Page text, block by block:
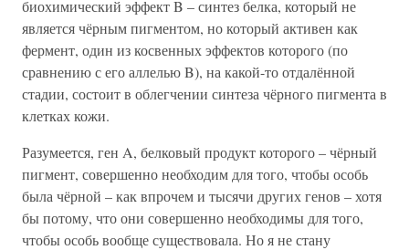
биохимический эффект B – синтез белка, который не
является чёрным пигментом, но который активен как
фермент, один из косвенных эффектов которого (по
сравнению с его аллелью B), на какой-то отдалённой
стадии, состоит в облегчении синтеза чёрного пигмента в
клетках кожи.
Разумеется, ген A, белковый продукт которого – чёрный
пигмент, совершенно необходим для того, чтобы особь
была чёрной – как впрочем и тысячи других генов – хотя
бы потому, что они совершенно необходимы для того,
чтобы особь вообще существовала. Но я не стану